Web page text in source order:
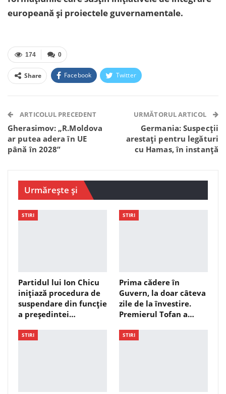
europeană și proiectele guvernamentale.
0
174
Share Facebook Twitter
Telegram WhatsApp Viber
ARTICOLUL PRECEDENT
Gherasimov: „R.Moldova
ar putea adera în UE
până în 2028”
URMĂTORUL ARTICOL
Germania: Suspecții
arestați pentru legături
cu Hamas, în instanță
Urmărește și
STIRI
Partidul lui Ion Chicu
inițiază procedura de
suspendare din funcție
a președintei…
STIRI
Prima cădere în
Guvern, la doar câteva
zile de la învestire.
Premierul Tofan a…
STIRI STIRI